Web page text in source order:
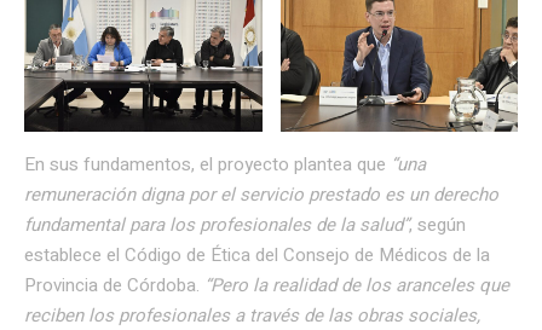
En sus fundamentos, el proyecto plantea que “una
remuneración digna por el servicio prestado es un derecho
fundamental para los profesionales de la salud”, según
establece el Código de Ética del Consejo de Médicos de la
Provincia de Córdoba. “Pero la realidad de los aranceles que
reciben los profesionales a través de las obras sociales,